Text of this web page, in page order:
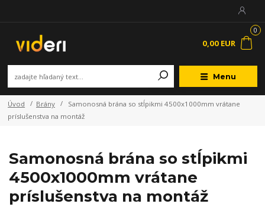
Menu
0
0,00 EUR
Úvod Brány
Samonosná brána so stĺpikmi 4500x1000mm vrátane
príslušenstva na montáž
Samonosná brána so stĺpikmi
4500x1000mm vrátane
príslušenstva na montáž